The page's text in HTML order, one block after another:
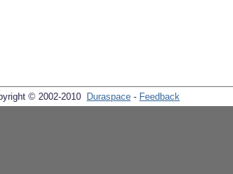
© 2002-2010 Duraspace - Feedback